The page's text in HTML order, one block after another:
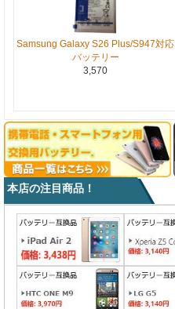
Samsung Galaxy S26 Plus/S947対応
バッテリー
3,570
本店の注目商品！